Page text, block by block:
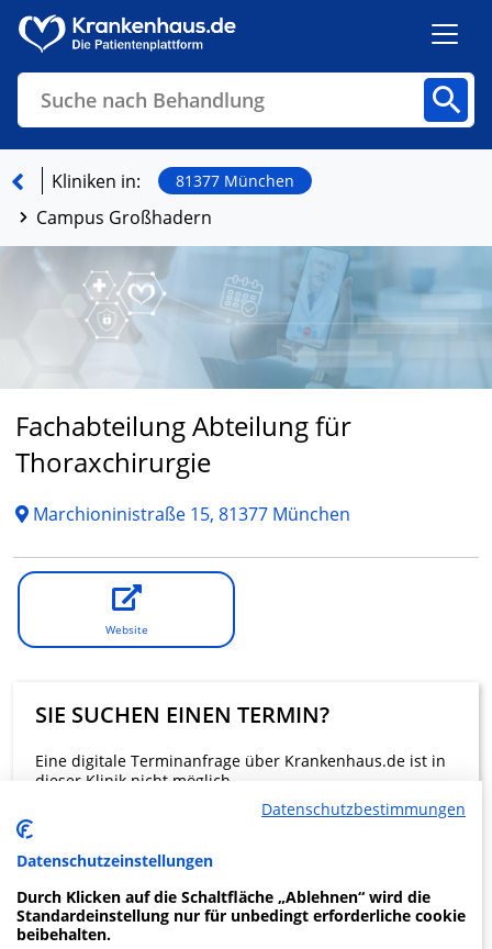
Suche nach Behandlung
Finden
Kliniken in: 81377 München
Campus Großhadern
Fachabteilung Abteilung für
Thoraxchirurgie
Marchioninistraße 15, 81377 München
Website
SIE SUCHEN EINEN TERMIN?
Eine digitale Terminanfrage über Krankenhaus.de ist in
dieser Klinik nicht möglich.
Beratung und Kontakt
Datenschutzbestimmungen
Datenschutzeinstellungen
Durch Klicken auf die Schaltfläche „Ablehnen“ wird die
Standardeinstellung nur für unbedingt erforderliche cookie
beibehalten.